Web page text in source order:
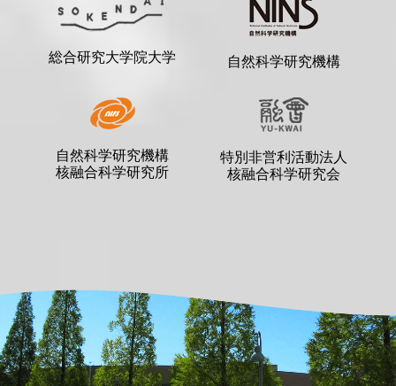
総合研究大学院大学 自然科学研究機構
自然科学研究機構
核融合科学研究所
特別非営利活動法人
核融合科学研究会